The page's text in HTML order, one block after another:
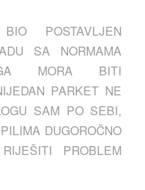
POSTAVLJEN
SA NORMAMA
MORA BITI
PARKET NE
SAM PO SEBI,
DUGOROČNO
PROBLEM